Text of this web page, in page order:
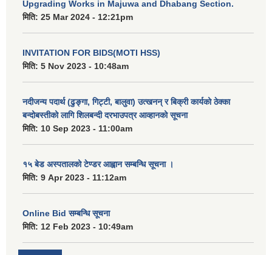
Upgrading Works in Majuwa and Dhabang Section.
मिति: 25 Mar 2024 - 12:21pm
INVITATION FOR BIDS(MOTI HSS)
मिति: 5 Nov 2023 - 10:48am
नदीजन्य पदार्थ (ढुङ्गा, गिट्टी, बालुवा) उत्खनन् र बिक्री कार्यको ठेक्का
बन्दोबस्तीको लागि शिलबन्दी दरभाउपत्र आव्हानको सूचना
मिति: 10 Sep 2023 - 11:00am
१५ बेड अस्पतालको टेण्डर आह्वान सम्बन्धि सूचना ।
मिति: 9 Apr 2023 - 11:12am
Online Bid सम्बन्धि सूचना
मिति: 12 Feb 2023 - 10:49am